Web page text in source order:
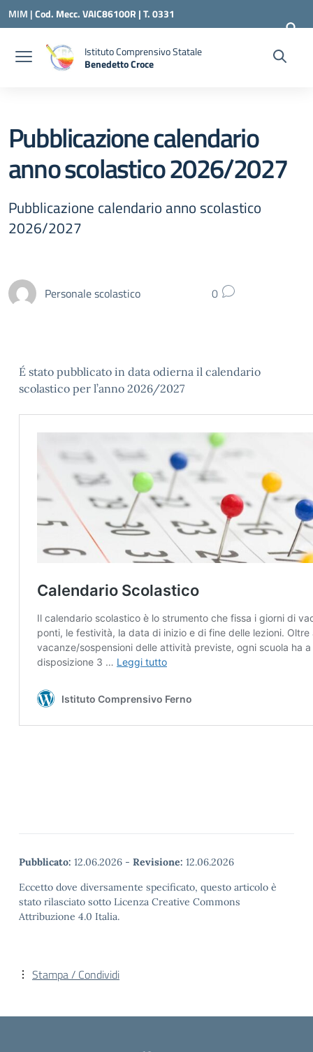
Vai ai contenuti
Vai al menu di navigazione
Vai al footer
MIM |Cod. Mecc. VAIC86100R | T. 0331
240260 | VAIC86100R@ISTRUZIONE.IT
Istituto Comprensivo Statale
Benedetto Croce
Pubblicazione calendario
anno scolastico 2026/2027
Pubblicazione calendario anno scolastico
2026/2027
Personale scolastico 0
É stato pubblicato in data odierna il calendario
scolastico per l’anno 2026/2027
Pubblicato: 12.06.2026 - Revisione: 12.06.2026
Eccetto dove diversamente specificato, questo articolo è
stato rilasciato sotto Licenza Creative Commons
Attribuzione 4.0 Italia.
Stampa / Condividi